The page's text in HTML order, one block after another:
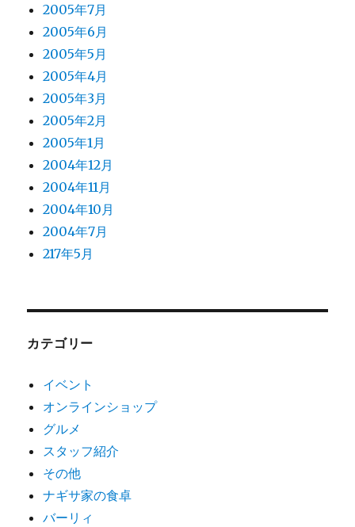
2005年7月
2005年6月
2005年5月
2005年4月
2005年3月
2005年2月
2005年1月
2004年12月
2004年11月
2004年10月
2004年7月
217年5月
カテゴリー
イベント
オンラインショップ
グルメ
スタッフ紹介
その他
ナギサ家の食卓
バーリィ